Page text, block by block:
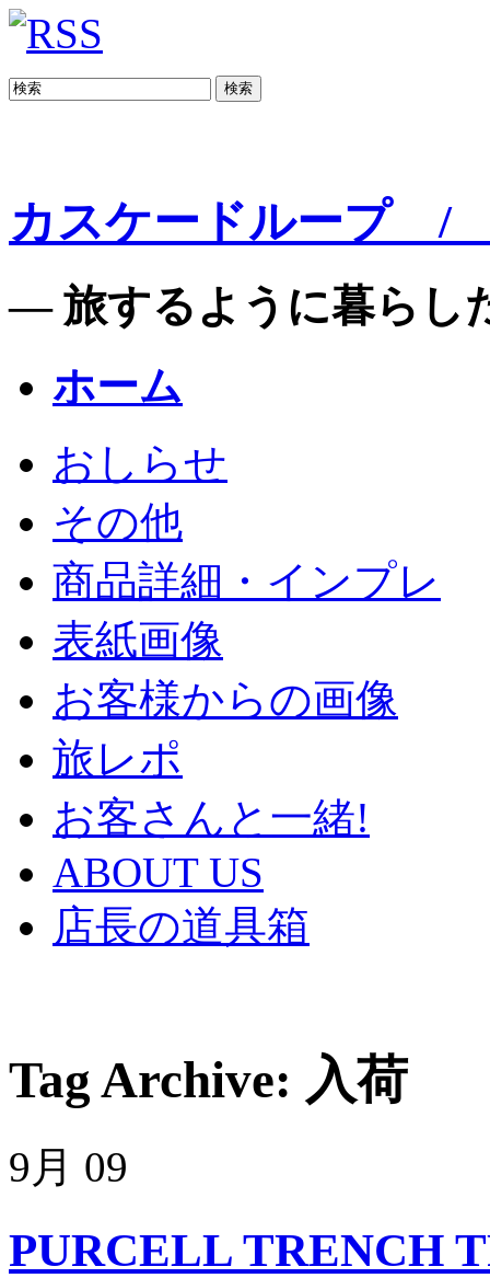
検索
カスケードループ /
— 旅するように暮らし
ホーム
おしらせ
その他
商品詳細・インプレ
表紙画像
お客様からの画像
旅レポ
お客さんと一緒!
ABOUT US
店長の道具箱
Tag Archive: 入荷
9月 09
PURCELL TRENCH